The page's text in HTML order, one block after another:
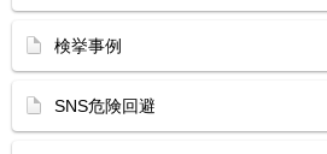
検挙事例
SNS危険回避